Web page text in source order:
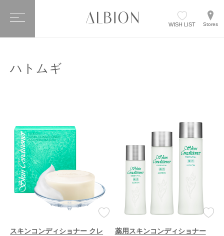
WISH LIST Stores
ハトムギ
スキンコンディショナー クレ
薬用スキンコンディショナー